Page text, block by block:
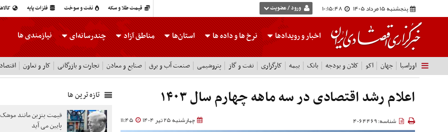
قیمت طلا و سکه نفت و سوخت فلزات پایه پنجشنبه 15 مرداد 1405 10:15:49 ورود / عضویت
اخبار و رویدادها نرخ هاو داده ها استان‌ها مناطق آزاد چندرسانه‌ای نیازمندی ها
اوراسیا جهان اکو کلان و بودجه بانک بیمه کارگزاری نفت و گاز پتروشیمی صنعت آب و برق صنایع و معادن تجارت و بازرگانی کار و تعاون
اعلام رشد اقتصادی در سه ماهه چهارم سال ۱۴۰۳
چهارشنبه 25 تیر 1404 11:45 شناسه: 4064469
تازه ترین ها
قیمت بنزین مانند موشک
پایین می آید